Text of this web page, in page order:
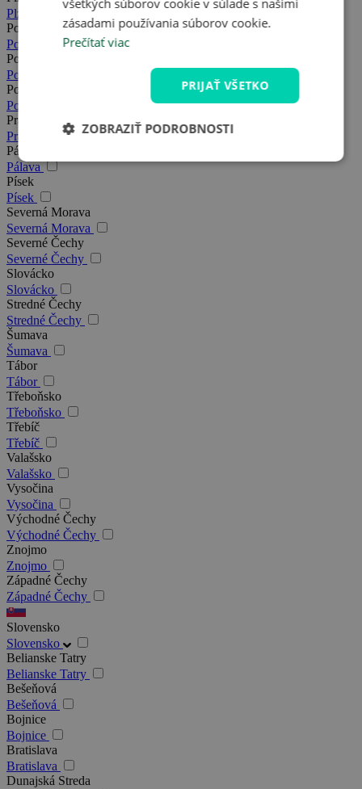
Plzeň
Podkrkonošie
Podkrkonošie
Poděbrady
Poděbrady
Posázavie
Posázavie
Praha
Praha
Pálava
Pálava
Písek
Písek
Severná Morava
Severná Morava
Severné Čechy
Severné Čechy
Slovácko
Slovácko
Stredné Čechy
Stredné Čechy
Šumava
Šumava
Tábor
Tábor
Třeboňsko
Třeboňsko
Třebíč
Třebíč
Valašsko
Valašsko
Vysočina
Vysočina
Východné Čechy
Východné Čechy
Znojmo
Znojmo
Západné Čechy
Západné Čechy
Slovensko
Slovensko
Belianske Tatry
Belianske Tatry
Bešeňová
Bešeňová
Bojnice
Bojnice
Bratislava
Bratislava
Dunajská Streda
všetkých súborov cookie v súlade s našimi
zásadami používania súborov cookie.
Prečítať viac
PRIJAŤ VŠETKO
ZOBRAZIŤ PODROBNOSTI